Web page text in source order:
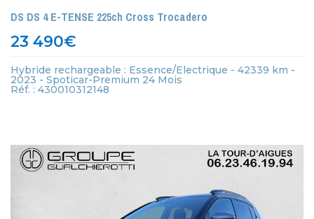
DS DS 4 E-TENSE 225ch Cross Trocadero
23 490€
Hybride rechargeable : Essence/Electrique - 42339 km -
2023 - Spoticar-Premium 24 Mois
Réf. : 430010312148